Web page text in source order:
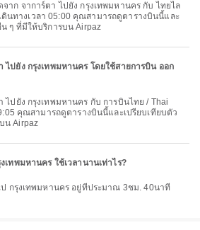
ดินทางเวลา 05:00 คุณสามารถดูตารางบินนี้และ
น ๆ ที่มีให้บริการบน Airpaz
ไปยัง กรุงเทพมหานคร โดยใช้สายการบิน ออก
คุณสามารถดูตารางบินนี้และเปรียบเทียบตัว
น Airpaz
เทพมหานคร ใช้เวลานานเท่าไร?
ป กรุงเทพมหานคร อยู่ที่ประมาณ 3ชม. 40นาที